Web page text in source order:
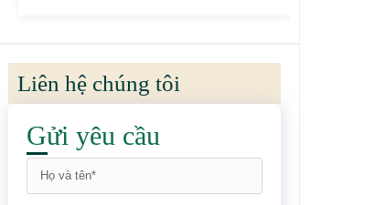
Liên hệ chúng tôi
Gửi yêu cầu